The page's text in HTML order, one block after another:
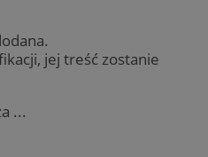
jej treść zostanie
...